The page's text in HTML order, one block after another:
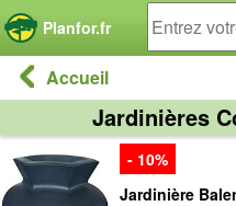
Planfor.fr
Accueil
Jardinières
- 10%
Jardinière
Panneau de gestion des cookies